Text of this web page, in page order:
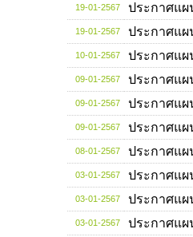
19-01-2567 ประกาศแผ
19-01-2567 ประกาศแผ
10-01-2567 ประกาศแผ
09-01-2567 ประกาศแผ
09-01-2567 ประกาศแผ
09-01-2567 ประกาศแผ
08-01-2567 ประกาศแผ
03-01-2567 ประกาศแผ
03-01-2567 ประกาศแผ
03-01-2567 ประกาศแผ